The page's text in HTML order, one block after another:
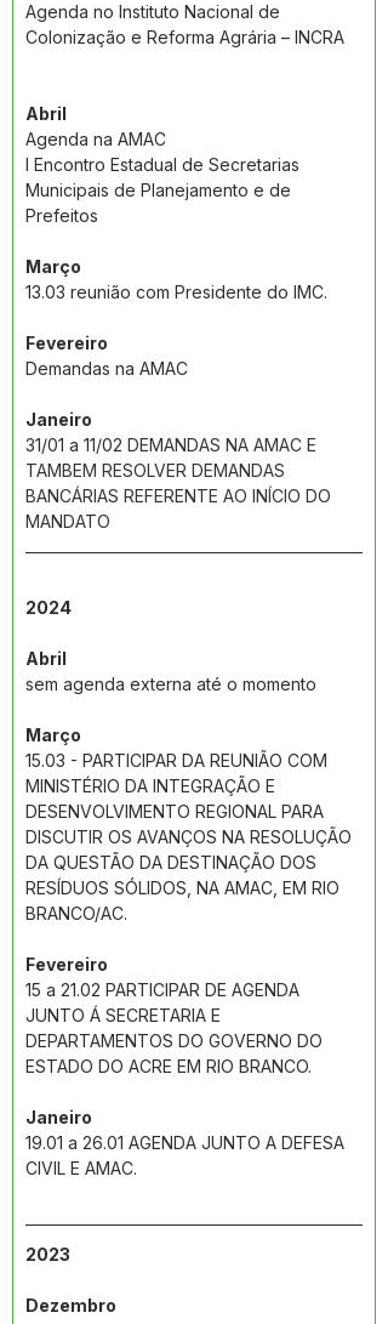
Agenda no Instituto Nacional de
Colonização e Reforma Agrária – INCRA
Abril
Agenda na AMAC
I Encontro Estadual de Secretarias
Municipais de Planejamento e de
Prefeitos
Março
13.03 reunião com Presidente do IMC.
Fevereiro
Demandas na AMAC
Janeiro
31/01 a 11/02 DEMANDAS NA AMAC E
TAMBEM RESOLVER DEMANDAS
BANCÁRIAS REFERENTE AO INÍCIO DO
MANDATO
2024
Abril
sem agenda externa até o momento
Março
15.03 - PARTICIPAR DA REUNIÃO COM
MINISTÉRIO DA INTEGRAÇÃO E
DESENVOLVIMENTO REGIONAL PARA
DISCUTIR OS AVANÇOS NA RESOLUÇÃO
DA QUESTÃO DA DESTINAÇÃO DOS
RESÍDUOS SÓLIDOS, NA AMAC, EM RIO
BRANCO/AC.
Fevereiro
15 a 21.02 PARTICIPAR DE AGENDA
JUNTO Á SECRETARIA E
DEPARTAMENTOS DO GOVERNO DO
ESTADO DO ACRE EM RIO BRANCO.
Janeiro
19.01 a 26.01 AGENDA JUNTO A DEFESA
CIVIL E AMAC.
2023
Dezembro